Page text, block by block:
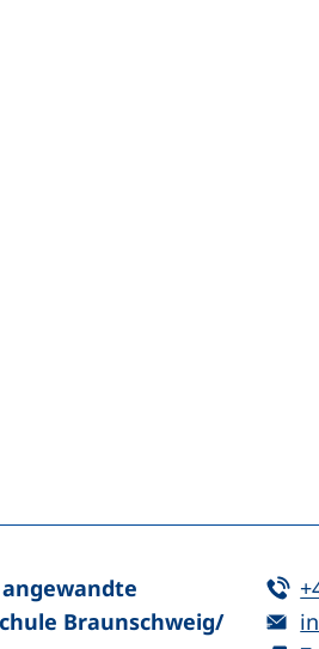
Fenster)
öffnet neues Fenster)
Braunschweig/​